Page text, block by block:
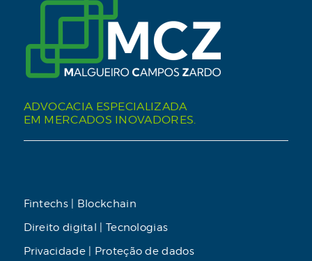
ADVOCACIA ESPECIALIZADA
EM MERCADOS INOVADORES.
Fintechs | Blockchain
Direito digital | Tecnologias
Privacidade | Proteção de dados